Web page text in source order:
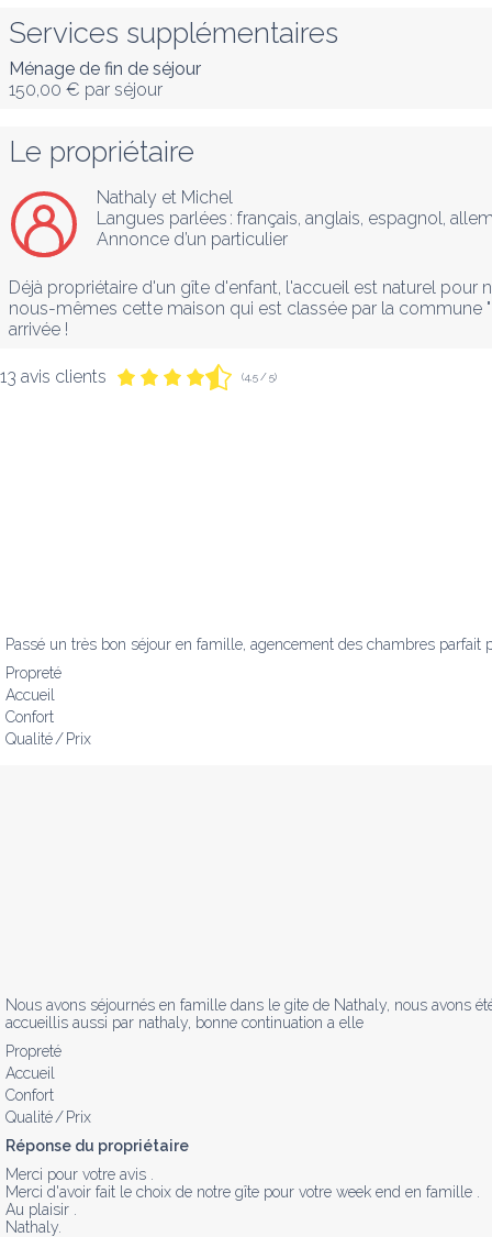
Services supplémentaires
Ménage de fin de séjour
150,00 € par séjour
Le propriétaire
Nathaly et Michel
Langues parlées : français, anglais, espagnol,
Annonce d’un particulier
Déjà propriétaire d'un gîte d'enfant, l'accueil est naturel
nous-mêmes cette maison qui est classée par la commune
arrivée !
13 avis clients (4,5 / 5)
Passé un très bon séjour en famille, agencement des chambres
Propreté
Accueil
Confort
Qualité / Prix
Nous avons séjournés en famille dans le gite de Nathaly, nous avons
accueillis aussi par nathaly, bonne continuation a elle
Propreté
Accueil
Confort
Qualité / Prix
Réponse du propriétaire
Merci pour votre avis .
Merci d'avoir fait le choix de notre gîte pour votre week end en famille .
Au plaisir .
Nathaly.